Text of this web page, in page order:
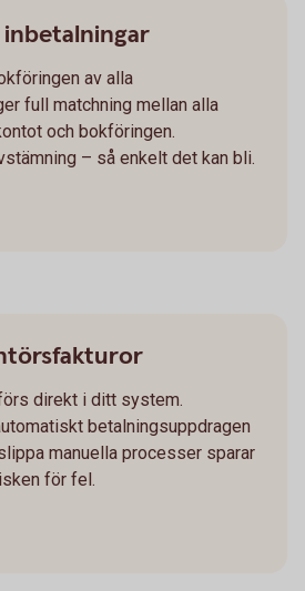
av alla
full matchning mellan alla
och bokföringen.
– så enkelt det kan bli.
direkt i ditt system.
betalningsuppdragen
manuella processer sparar
för fel.